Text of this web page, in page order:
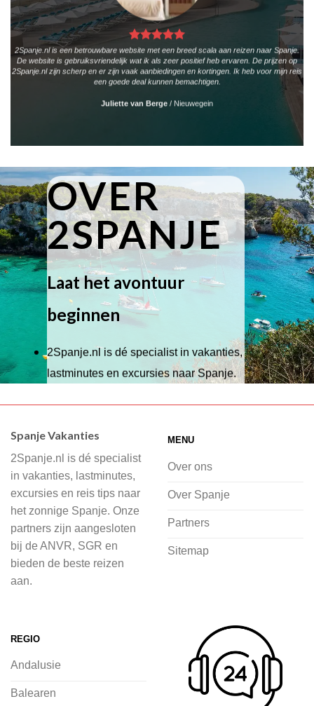
2Spanje.nl is een betrouwbare website met een breed scala aan reizen naar Spanje.
De website is gebruiksvriendelijk wat ik als zeer positief heb ervaren. De prijzen op
2Spanje.nl zijn scherp en er zijn vaak aanbiedingen en kortingen. Ik heb voor mijn reis
een goede deal kunnen bemachtigen.
Juliette van Berge / Nieuwegein
OVER
2SPANJE
Laat het avontuur
beginnen
2Spanje.nl is dé specialist in vakanties,
lastminutes en excursies naar Spanje.
Wij hebben een breed scala aan
of je nu wilt relaxen op het strand,
cultuur wilt ontdekken of avontuur zoekt
in de natuur.
Bij 2Spanje.nl begint de voorpret al
voordat je het vliegtuig instapt, door
inspiratie op te doen over dit zonnige
vliegvakantie zoeken en boeken bij
2Spanje.nl, met een team dat altijd
klaarstaat om eventuele vragen te
beantwoorden en ervoor te zorgen dat
Spanje Vakanties
2Spanje.nl is dé specialist
in vakanties, lastminutes,
excursies en reis tips naar
het zonnige Spanje. Onze
partners zijn aangesloten
bij de ANVR, SGR en
bieden de beste reizen
aan.
MENU
Over ons
Over Spanje
Partners
Sitemap
REGIO
Andalusie
Balearen